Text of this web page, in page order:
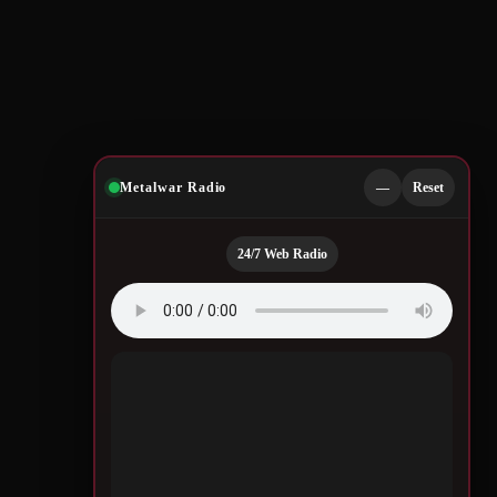
Metalwar Radio — Reset
24/7 Web Radio